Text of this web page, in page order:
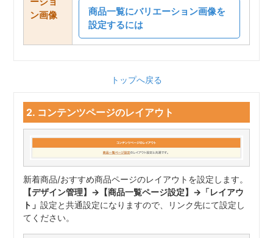
ン画像
商品一覧にバリエーション画像を
設定するには
トップへ戻る
2. コンテンツページのレイアウト
新着商品/おすすめ商品ページのレイアウトを設定します。
【デザイン管理】→【商品一覧ページ設定】→「レイアウ
ト」 設定と共通設定になりますので、リンク先にて設定し
てください。